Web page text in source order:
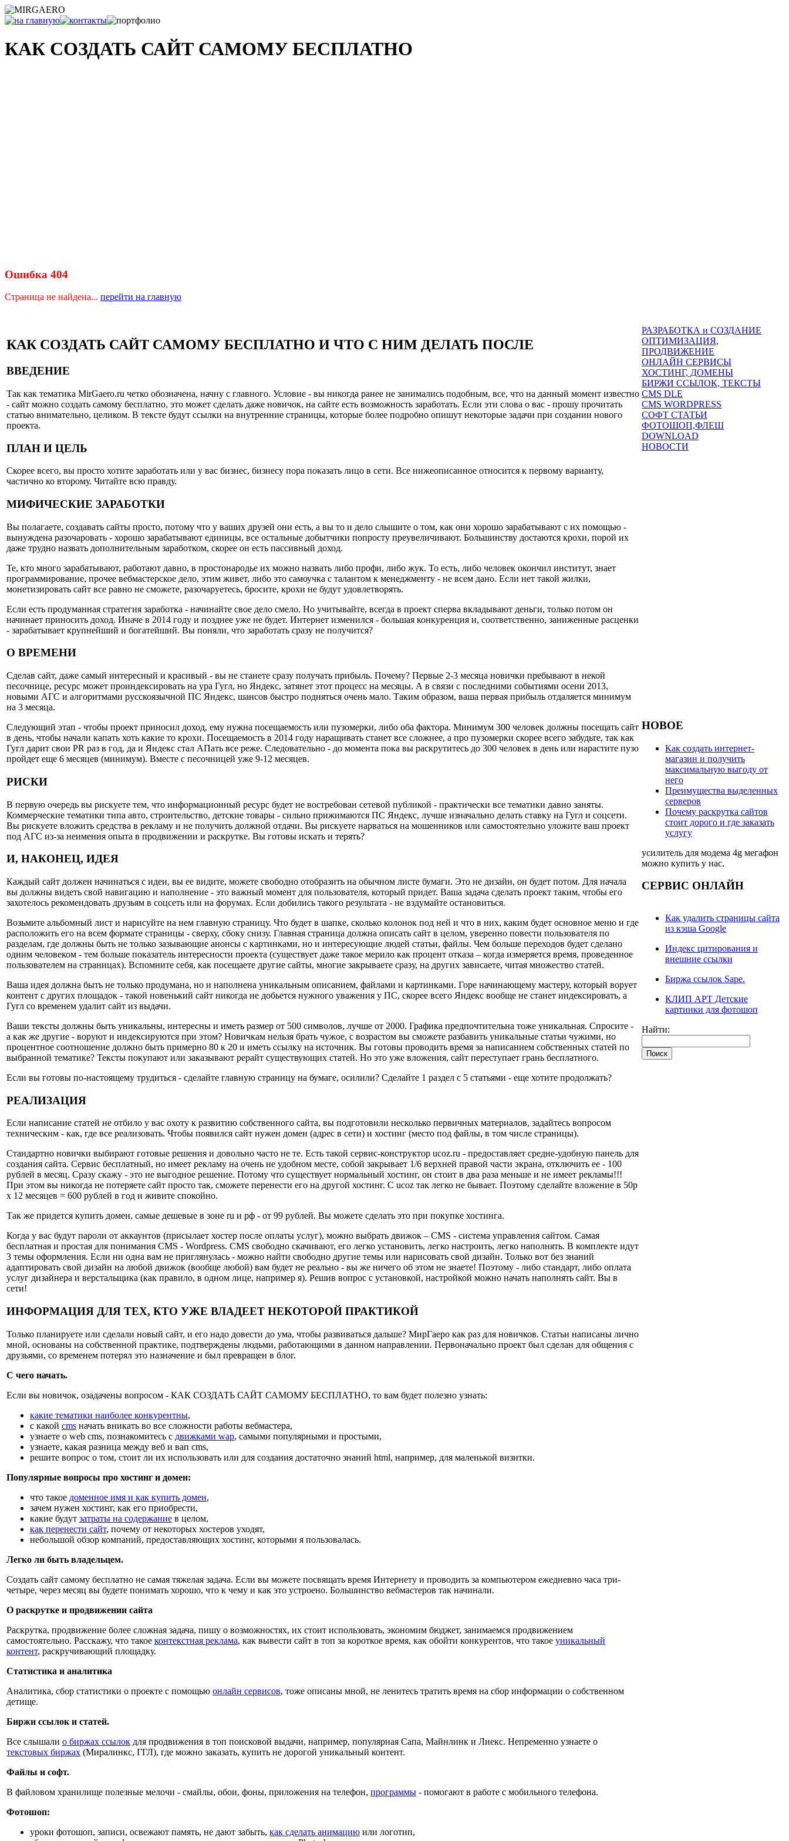
КАК СОЗДАТЬ САЙТ САМОМУ БЕСПЛАТНО
Ошибка 404
Страница не найдена... перейти на главную
КАК СОЗДАТЬ САЙТ САМОМУ БЕСПЛАТНО И ЧТО С НИМ ДЕЛАТЬ ПОСЛЕ
ВВЕДЕНИЕ
Так как тематика MirGaero.ru четко обозначена, начну с главного. Условие - вы никогда ранее не занимались подобным, все, что на данный момент известно
- сайт можно создать самому бесплатно, это может сделать даже новичок, на сайте есть возможность заработать. Если эти слова о вас - прошу прочитать
статью внимательно, целиком. В тексте будут ссылки на внутренние страницы, которые более подробно опишут некоторые задачи при создании нового
проекта.
ПЛАН И ЦЕЛЬ
Скорее всего, вы просто хотите заработать или у вас бизнес, бизнесу пора показать лицо в сети. Все нижеописанное относится к первому варианту,
частично ко второму. Читайте всю правду.
МИФИЧЕСКИЕ ЗАРАБОТКИ
Вы полагаете, создавать сайты просто, потому что у ваших друзей они есть, а вы то и дело слышите о том, как они хорошо зарабатывают с их помощью -
вынуждена разочаровать - хорошо зарабатывают единицы, все остальные добытчики попросту преувеличивают. Большинству достаются крохи, порой их
даже трудно назвать дополнительным заработком, скорее он есть пассивный доход.
Те, кто много зарабатывают, работают давно, в простонародье их можно назвать либо профи, либо жук. То есть, либо человек окончил институт, знает
программирование, прочее вебмастерское дело, этим живет, либо это самоучка с талантом к менеджменту - не всем дано. Если нет такой жилки,
монетизировать сайт все равно не сможете, разочаруетесь, бросите, крохи не будут удовлетворять.
Если есть продуманная стратегия заработка - начинайте свое дело смело. Но учитывайте, всегда в проект сперва вкладывают деньги, только потом он
начинает приносить доход. Иначе в 2014 году и позднее уже не будет. Интернет изменился - большая конкуренция и, соответственно, заниженные расценки
- зарабатывает крупнейший и богатейший. Вы поняли, что заработать сразу не получится?
О ВРЕМЕНИ
Сделав сайт, даже самый интересный и красивый - вы не станете сразу получать прибыль. Почему? Первые 2-3 месяца новички пребывают в некой
песочнице, ресурс может проиндексировать на ура Гугл, но Яндекс, затянет этот процесс на месяцы. А в связи с последними событиями осени 2013,
новыми АГС и алгоритмами русскоязычной ПС Яндекс, шансов быстро подняться очень мало. Таким образом, ваша первая прибыль отдаляется минимум
на 3 месяца.
Следующий этап - чтобы проект приносил доход, ему нужна посещаемость или пузомерки, либо оба фактора. Минимум 300 человек должны посещать сайт
в день, чтобы начали капать хоть какие то крохи. Посещаемость в 2014 году наращивать станет все сложнее, а про пузомерки скорее всего забудьте, так как
Гугл дарит свои PR раз в год, да и Яндекс стал АПать все реже. Следовательно - до момента пока вы раскрутитесь до 300 человек в день или нарастите пузо
пройдет еще 6 месяцев (минимум). Вместе с песочницей уже 9-12 месяцев.
РИСКИ
В первую очередь вы рискуете тем, что информационный ресурс будет не востребован сетевой публикой - практически все тематики давно заняты.
Коммерческие тематики типа авто, строительство, детские товары - сильно прижимаются ПС Яндекс, лучше изначально делать ставку на Гугл и соцсети.
Вы рискуете вложить средства в рекламу и не получить должной отдачи. Вы рискуете нарваться на мошенников или самостоятельно уложите ваш проект
под АГС из-за неимения опыта в продвижении и раскрутке. Вы готовы искать и терять?
И, НАКОНЕЦ, ИДЕЯ
Каждый сайт должен начинаться с идеи, вы ее видите, можете свободно отобразить на обычном листе бумаги. Это не дизайн, он будет потом. Для начала
вы должны видеть свой навигацию и наполнение - это важный момент для пользователя, который придет. Ваша задача сделать проект таким, чтобы его
захотелось рекомендовать друзьям в соцсеть или на форумах. Если добились такого результата - не вздумайте остановиться.
Возьмите альбомный лист и нарисуйте на нем главную страницу. Что будет в шапке, сколько колонок под ней и что в них, каким будет основное меню и где
расположить его на всем формате страницы - сверху, сбоку снизу. Главная страница должна описать сайт в целом, уверенно повести пользователя по
разделам, где должны быть не только зазывающие анонсы с картинками, но и интересующие людей статьи, файлы. Чем больше переходов будет сделано
одним человеком - тем больше показатель интересности проекта (существует даже такое мерило как процент отказа – когда измеряется время, проведенное
пользователем на страницах). Вспомните себя, как посещаете другие сайты, многие закрываете сразу, на других зависаете, читая множество статей.
Ваша идея должна быть не только продумана, но и наполнена уникальным описанием, файлами и картинками. Горе начинающему мастеру, который ворует
контент с других площадок - такой новенький сайт никогда не добьется нужного уважения у ПС, скорее всего Яндекс вообще не станет индексировать, а
Гугл со временем удалит сайт из выдачи.
Ваши тексты должны быть уникальны, интересны и иметь размер от 500 символов, лучше от 2000. Графика предпочтительна тоже уникальная. Спросите -
а как же другие - воруют и индексируются при этом? Новичкам нельзя брать чужое, с возрастом вы сможете разбавить уникальные статьи чужими, но
процентное соотношение должно быть примерно 80 к 20 и иметь ссылку на источник. Вы готовы проводить время за написанием собственных статей по
выбранной тематике? Тексты покупают или заказывают рерайт существующих статей. Но это уже вложения, сайт переступает грань бесплатного.
Если вы готовы по-настоящему трудиться - сделайте главную страницу на бумаге, осилили? Сделайте 1 раздел с 5 статьями - еще хотите продолжать?
РЕАЛИЗАЦИЯ
Если написание статей не отбило у вас охоту к развитию собственного сайта, вы подготовили несколько первичных материалов, задайтесь вопросом
техническим - как, где все реализовать. Чтобы появился сайт нужен домен (адрес в сети) и хостинг (место под файлы, в том числе страницы).
Стандартно новички выбирают готовые решения и довольно часто не те. Есть такой сервис-конструктор ucoz.ru - предоставляет средне-удобную панель для
создания сайта. Сервис бесплатный, но имеет рекламу на очень не удобном месте, собой закрывает 1/6 верхней правой части экрана, отключить ее - 100
рублей в месяц. Сразу скажу - это не выгодное решение. Потому что существует нормальный хостинг, он стоит в два раза меньше и не имеет рекламы!!!
При этом вы никогда не потеряете сайт просто так, сможете перенести его на другой хостинг. С ucoz так легко не бывает. Поэтому сделайте вложение в 50р
х 12 месяцев = 600 рублей в год и живите спокойно.
Так же придется купить домен, самые дешевые в зоне ru и рф - от 99 рублей. Вы можете сделать это при покупке хостинга.
Когда у вас будут пароли от аккаунтов (присылает хостер после оплаты услуг), можно выбрать движок – CMS - система управления сайтом. Самая
бесплатная и простая для понимания CMS - Wordpress. CMS свободно скачивают, его легко установить, легко настроить, легко наполнять. В комплекте идут
3 темы оформления. Если ни одна вам не приглянулась - можно найти свободно другие темы или нарисовать свой дизайн. Только вот без знаний
адаптировать свой дизайн на любой движок (вообще любой) вам будет не реально - вы же ничего об этом не знаете! Поэтому - либо стандарт, либо оплата
услуг дизайнера и верстальщика (как правило, в одном лице, например я). Решив вопрос с установкой, настройкой можно начать наполнять сайт. Вы в
сети!
ИНФОРМАЦИЯ ДЛЯ ТЕХ, КТО УЖЕ ВЛАДЕЕТ НЕКОТОРОЙ ПРАКТИКОЙ
Только планируете или сделали новый сайт, и его надо довести до ума, чтобы развиваться дальше? МирГаеро как раз для новичков. Статьи написаны лично
мной, основаны на собственной практике, подтверждены людьми, работающими в данном направлении. Первоначально проект был сделан для общения с
друзьями, со временем потерял это назначение и был превращен в блог.
С чего начать.
Если вы новичок, озадачены вопросом - КАК СОЗДАТЬ САЙТ САМОМУ БЕСПЛАТНО, то вам будет полезно узнать:
какие тематики наиболее конкурентны,
с какой cms начать вникать во все сложности работы вебмастера,
узнаете о web cms, познакомитесь с движками wap, самыми популярными и простыми,
узнаете, какая разница между веб и вап cms,
решите вопрос о том, стоит ли их использовать или для создания достаточно знаний html, например, для маленькой визитки.
Популярные вопросы про хостинг и домен:
что такое доменное имя и как купить домен,
зачем нужен хостинг, как его приобрести,
какие будут затраты на содержание в целом,
как перенести сайт, почему от некоторых хостеров уходят,
небольшой обзор компаний, предоставляющих хостинг, которыми я пользовалась.
Легко ли быть владельцем.
Создать сайт самому бесплатно не самая тяжелая задача. Если вы можете посвящать время Интернету и проводить за компьютером ежедневно часа три-
четыре, через месяц вы будете понимать хорошо, что к чему и как это устроено. Большинство вебмастеров так начинали.
О раскрутке и продвижении сайта
Раскрутка, продвижение более сложная задача, пишу о возможностях, их стоит использовать, экономим бюджет, занимаемся продвижением
самостоятельно. Расскажу, что такое контекстная реклама, как вывести сайт в топ за короткое время, как обойти конкурентов, что такое уникальный
контент, раскручивающий площадку.
Статистика и аналитика
Аналитика, сбор статистики о проекте с помощью онлайн сервисов, тоже описаны мной, не ленитесь тратить время на сбор информации о собственном
детище.
Биржи ссылок и статей.
Все слышали о биржах ссылок для продвижения в топ поисковой выдачи, например, популярная Сапа, Майнлинк и Лиекс. Непременно узнаете о
текстовых биржах (Миралинкс, ГГЛ), где можно заказать, купить не дорогой уникальный контент.
Файлы и софт.
В файловом хранилище полезные мелочи - смайлы, обои, фоны, приложения на телефон, программы - помогают в работе с мобильного телефона.
Фотошоп:
уроки фотошоп, записи, освежают память, не дают забыть, как сделать анимацию или логотип,
РАЗРАБОТКА и СОЗДАНИЕ
ОПТИМИЗАЦИЯ,
ПРОДВИЖЕНИЕ
ОНЛАЙН СЕРВИСЫ
ХОСТИНГ, ДОМЕНЫ
БИРЖИ ССЫЛОК, ТЕКСТЫ
CMS DLE
CMS WORDPRESS
СОФТ СТАТЬИ
ФОТОШОП,ФЛЕШ
DOWNLOAD
НОВОСТИ
НОВОЕ
Как создать интернет-
магазин и получить
максимальную выгоду от
него
Преимущества выделенных
серверов
Почему раскрутка сайтов
стоит дорого и где заказать
услугу
усилитель для модема 4g мегафон
можно купить у нас.
СЕРВИС ОНЛАЙН
Как удалить страницы сайта
из кэша Google
Индекс цитирования и
внешние ссылки
Биржа ссылок Sape.
КЛИП АРТ Детские
картинки для фотошоп
Найти: